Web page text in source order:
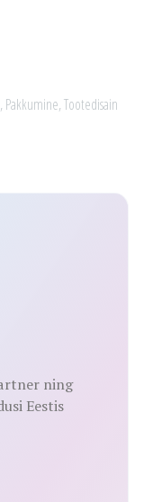
, Pakkumine,Tootedisain
ning
Eestis